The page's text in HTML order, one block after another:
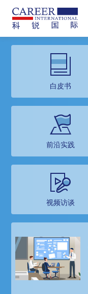
白皮书
前沿实践
视频访谈